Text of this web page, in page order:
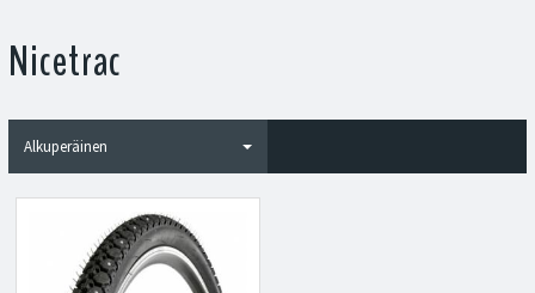
Nicetrac